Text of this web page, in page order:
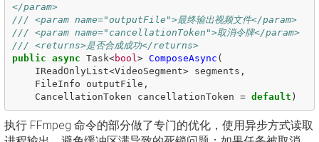
</param>
/// <param name="outputFile">最终输出视频文件</param>
/// <param name="cancellationToken">取消令牌</param>
/// <returns>是否合成成功</returns>
public async Task<bool > ComposeAsync (
IReadOnlyList<VideoSegment> segments ,
FileInfo
outputFile ,
CancellationToken
cancellationToken = default )
执行 FFmpeg 命令的部分做了专门的优化，使用异步方式读取